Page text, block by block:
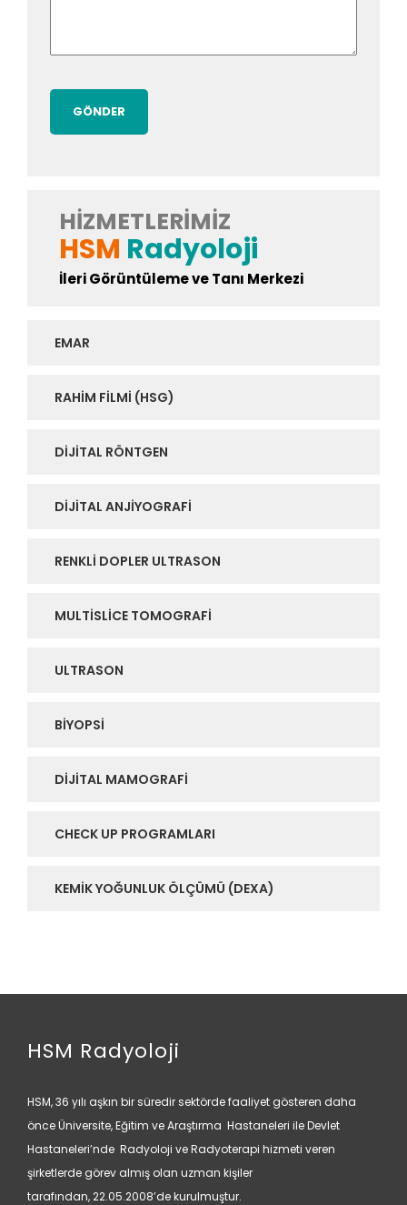
HIZMETLERIMIZ
HSM Radyoloji
İleri Görüntüleme ve Tanı Merkezi
EMAR
RAHIM FILMI (HSG)
DIJITAL RÖNTGEN
DIJITAL ANJIYOGRAFI
RENKLI DOPLER ULTRASON
MULTISLICE TOMOGRAFI
ULTRASON
BIYOPSI
DIJITAL MAMOGRAFI
CHECK UP PROGRAMLARI
KEMIK YOĞUNLUK ÖLÇÜMÜ (DEXA)
HSM Radyoloji
HSM, 36 yılı aşkın bir süredir sektörde faaliyet gösteren daha
önce Üniversite, Eğitim ve Araştırma Hastaneleri ile Devlet
Hastaneleri’nde Radyoloji ve Radyoterapi hizmeti veren
şirketlerde görev almış olan uzman kişiler
tarafından, 22.05.2008’de kurulmuştur.